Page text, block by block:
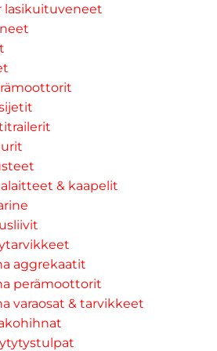
lasikuituveneet
& kaapelit
aggrekaatit
perämoottorit
varaosat & tarvikkeet